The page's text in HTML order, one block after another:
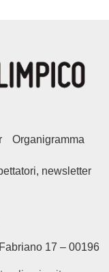
Organigramma
newsletter
17 – 00196